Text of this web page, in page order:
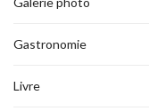
Gastronomie
Livre